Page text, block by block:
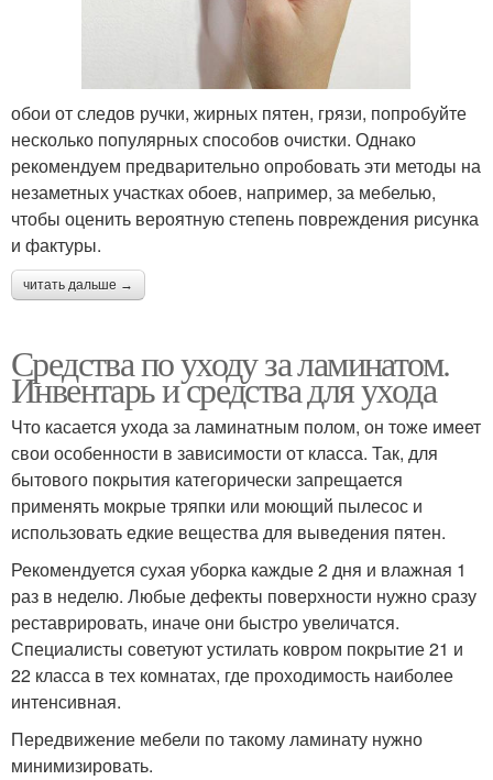
обои от следов ручки, жирных пятен, грязи, попробуйте
несколько популярных способов очистки. Однако
рекомендуем предварительно опробовать эти методы на
незаметных участках обоев, например, за мебелью,
чтобы оценить вероятную степень повреждения рисунка
и фактуры.
читать дальше →
Средства по уходу за ламинатом.
Инвентарь и средства для ухода
Что касается ухода за ламинатным полом, он тоже имеет
свои особенности в зависимости от класса. Так, для
бытового покрытия категорически запрещается
применять мокрые тряпки или моющий пылесос и
использовать едкие вещества для выведения пятен.
Рекомендуется сухая уборка каждые 2 дня и влажная 1
раз в неделю. Любые дефекты поверхности нужно сразу
реставрировать, иначе они быстро увеличатся.
Специалисты советуют устилать ковром покрытие 21 и
22 класса в тех комнатах, где проходимость наиболее
интенсивная.
Передвижение мебели по такому ламинату нужно
минимизировать.